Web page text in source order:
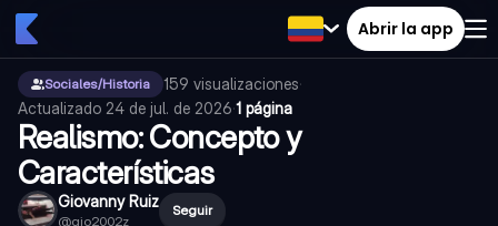
Abrir la app
Sociales/Historia 159 visualizaciones·
Actualizado 24 de jul. de 2026·1 página
Realismo: Concepto y
Características
Giovanny Ruiz
@gio2002z
Seguir